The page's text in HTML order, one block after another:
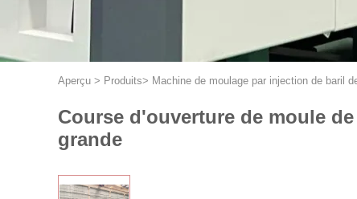
Aperçu > Produits> Machine de moulage par injection de baril
Course d'ouverture de moule
grande